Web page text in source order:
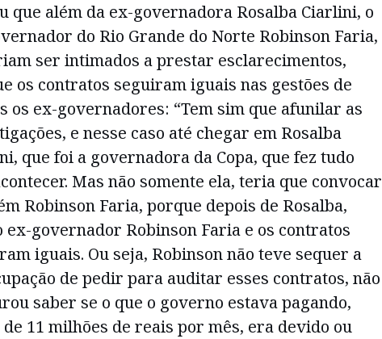
que além da ex-governadora Rosalba Ciarlini, o
do Rio Grande do Norte Robinson Faria,
ser intimados a prestar esclarecimentos,
os contratos seguiram iguais nas gestões de
os ex-governadores: “Tem sim que afunilar as
e nesse caso até chegar em Rosalba
que foi a governadora da Copa, que fez tudo
Mas não somente ela, teria que convocar
Robinson Faria, porque depois de Rosalba,
ex-governador Robinson Faria e os contratos
iguais. Ou seja, Robinson não teve sequer a
de pedir para auditar esses contratos, não
saber se o que o governo estava pagando,
de 11 milhões de reais por mês, era devido ou